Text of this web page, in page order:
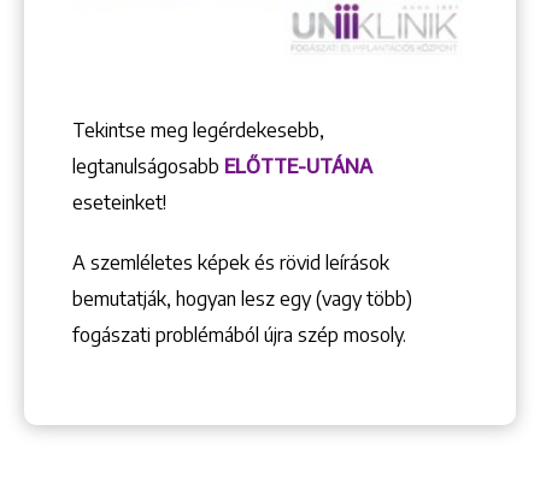
Tekintse meg legérdekesebb,
legtanulságosabb ELŐTTE-UTÁNA
eseteinket!
A szemléletes képek és rövid leírások
bemutatják, hogyan lesz egy (vagy több)
fogászati problémából újra szép mosoly.